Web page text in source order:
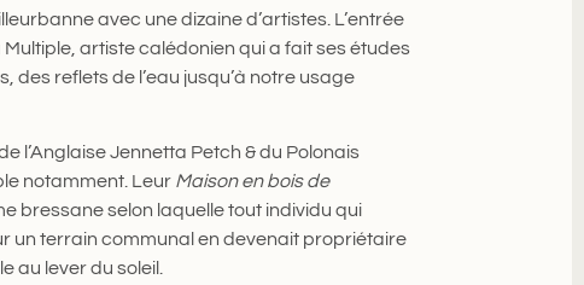
avec une dizaine d’artistes. L’entrée
artiste calédonien qui a fait ses études
des reflets de l’eau jusqu’à notre usage
l’Anglaise Jennetta Petch & du Polonais
notamment. Leur Maison en bois de
bressane selon laquelle tout individu qui
un terrain communal en devenait propriétaire
au lever du soleil.